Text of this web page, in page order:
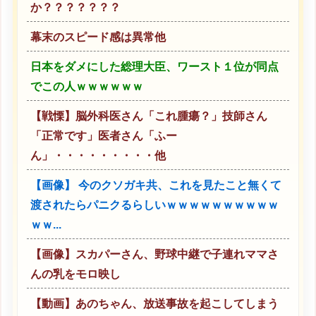
か？？？？？？？
幕末のスピード感は異常他
日本をダメにした総理大臣、ワースト１位が同点
でこの人ｗｗｗｗｗｗ
【戦慄】脳外科医さん「これ腫瘍？」技師さん
「正常です」医者さん「ふー
ん」・・・・・・・・・他
【画像】 今のクソガキ共、これを見たこと無くて
渡されたらパニクるらしいｗｗｗｗｗｗｗｗｗｗ
ｗｗ...
【画像】スカパーさん、野球中継で子連れママさ
んの乳をモロ映し
【動画】あのちゃん、放送事故を起こしてしまう